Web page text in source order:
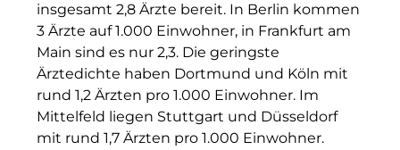
Hotel Königshof München GmbH & Co. KG
INAI
Initiative Central Quartier
Interhyp
insgesamt 2,8 Ärzte bereit. In Berlin kommen
3 Ärzte auf 1.000 Einwohner, in Frankfurt am
Main sind es nur 2,3. Die geringste
Ärztedichte haben Dortmund und Köln mit
rund 1,2 Ärzten pro 1.000 Einwohner. Im
Mittelfeld liegen Stuttgart und Düsseldorf
mit rund 1,7 Ärzten pro 1.000 Einwohner.